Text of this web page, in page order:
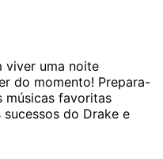
viver uma noite
do momento! Prepara-
músicas favoritas
do Drake e